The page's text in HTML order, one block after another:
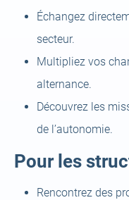
Échangez
secteur.
Multipliez vos
alternance.
Découvrez les
de l’autonomie.
Pour les
Rencontrez des